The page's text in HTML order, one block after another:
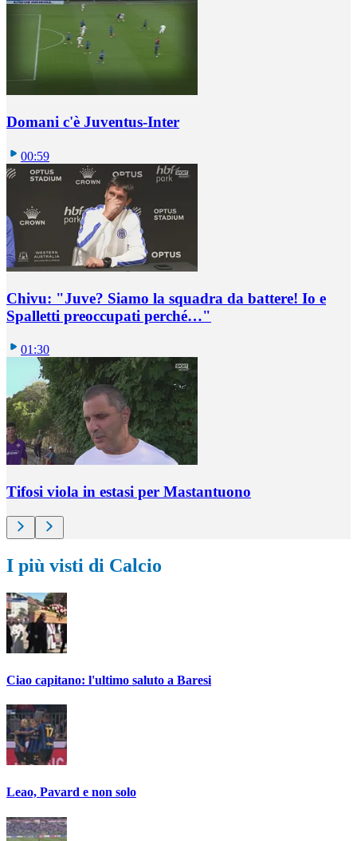
Domani c'è Juventus-Inter
00:59
Chivu: "Juve? Siamo la squadra da battere! Io e
Spalletti preoccupati perché…"
01:30
Tifosi viola in estasi per Mastantuono
I più visti di Calcio
Ciao capitano: l'ultimo saluto a Baresi
Leao, Pavard e non solo